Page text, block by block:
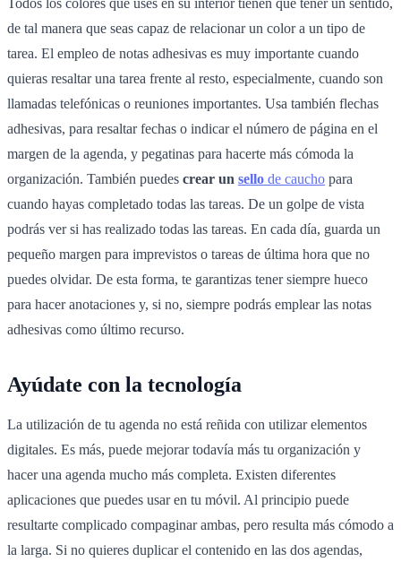
de tal manera que seas capaz de relacionar un color a un tipo de
tarea. El empleo de notas adhesivas es muy importante cuando
quieras resaltar una tarea frente al resto, especialmente, cuando son
llamadas telefónicas o reuniones importantes. Usa también flechas
adhesivas, para resaltar fechas o indicar el número de página en el
margen de la agenda, y pegatinas para hacerte más cómoda la
organización. También puedes crear un sello de caucho para
cuando hayas completado todas las tareas. De un golpe de vista
podrás ver si has realizado todas las tareas. En cada día, guarda un
pequeño margen para imprevistos o tareas de última hora que no
puedes olvidar. De esta forma, te garantizas tener siempre hueco
para hacer anotaciones y, si no, siempre podrás emplear las notas
adhesivas como último recurso.
Ayúdate con la tecnología
La utilización de tu agenda no está reñida con utilizar elementos
digitales. Es más, puede mejorar todavía más tu organización y
hacer una agenda mucho más completa. Existen diferentes
aplicaciones que puedes usar en tu móvil. Al principio puede
resultarte complicado compaginar ambas, pero resulta más cómodo a
la larga. Si no quieres duplicar el contenido en las dos agendas,